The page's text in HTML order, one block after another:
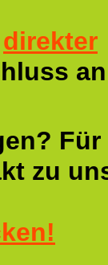
direkter
zu